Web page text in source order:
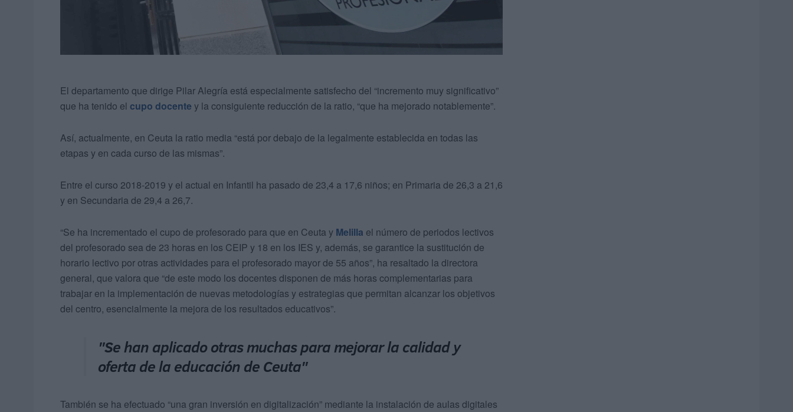
El departamento que dirige Pilar Alegría está especialmente satisfecho del “incremento muy significativo”
que ha tenido el cupo docente y la consiguiente reducción de la ratio, “que ha mejorado notablemente”.
Así, actualmente, en Ceuta la ratio media “está por debajo de la legalmente establecida en todas las
etapas y en cada curso de las mismas”.
Entre el curso 2018-2019 y el actual en Infantil ha pasado de 23,4 a 17,6 niños; en Primaria de 26,3 a 21,6
y en Secundaria de 29,4 a 26,7.
“Se ha incrementado el cupo de profesorado para que en Ceuta y Melilla el número de periodos lectivos
del profesorado sea de 23 horas en los CEIP y 18 en los IES y, además, se garantice la sustitución de
horario lectivo por otras actividades para el profesorado mayor de 55 años”, ha resaltado la directora
general, que valora que “de este modo los docentes disponen de más horas complementarias para
trabajar en la implementación de nuevas metodologías y estrategias que permitan alcanzar los objetivos
del centro, esencialmente la mejora de los resultados educativos”.
"Se han aplicado otras muchas para mejorar la calidad y
oferta de la educación de Ceuta"
También se ha efectuado “una gran inversión en digitalización” mediante la instalación de aulas digitales